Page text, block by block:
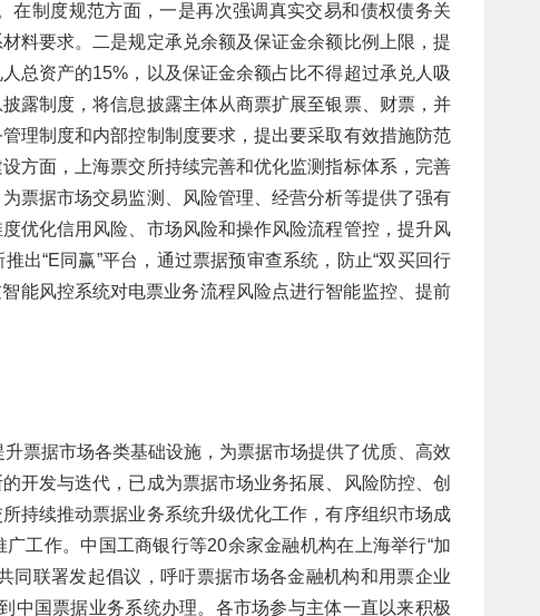
在制度规范方面，一是再次强调真实交易和债权债务关
料要求。二是规定承兑余额及保证金余额比例上限，提
总资产的15%，以及保证金余额占比不得超过承兑人吸
露制度，将信息披露主体从商票扩展至银票、财票，并
理制度和内部控制制度要求，提出要采取有效措施防范
方面，上海票交所持续完善和优化监测指标体系，完善
票据市场交易监测、风险管理、经营分析等提供了强有
优化信用风险、市场风险和操作风险流程管控，提升风
出“E同赢”平台，通过票据预审查系统，防止“双买回行
能风控系统对电票业务流程风险点进行智能监控、提前
票据市场各类基础设施，为票据市场提供了优质、高效
开发与迭代，已成为票据市场业务拓展、风险防控、创
持续推动票据业务系统升级优化工作，有序组织市场成
工作。中国工商银行等20余家金融机构在上海举行“加
同联署发起倡议，呼吁票据市场各金融机构和用票企业
中国票据业务系统办理。各市场参与主体一直以来积极